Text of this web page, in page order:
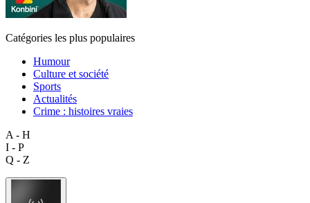
Catégories les plus populaires
Humour
Culture et société
Sports
Actualités
Crime : histoires vraies
A - H
I - P
Q - Z